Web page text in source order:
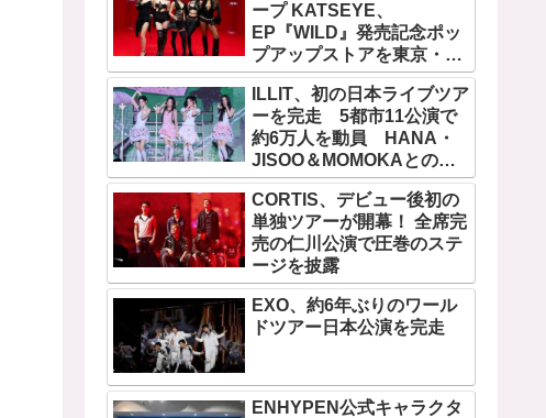
ープ KATSEYE、
EP『WILD』発売記念ポッ
プアップストアを東京・原
宿で開催 限定グッズも登
場ILLIT、初の日本ライブツア
ーを完走 5都市11公演で
約6万人を動員 HANA・
JISOO＆MOMOKAとのス
ペシャルコラボも実現
CORTIS、デビュー後初の
単独ツアーが開幕！ 全席完
売の仁川公演で圧巻のステ
ージを披露
EXO、約6年ぶりのワール
ドツアー日本公演を完走
ENHYPEN公式キャラクタ